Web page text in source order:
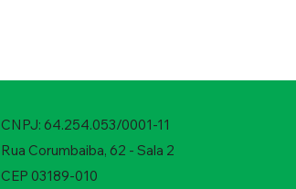
CNPJ: 64.254.053/0001-11
Rua Corumbaiba, 62 - Sala 2
CEP 03189-010